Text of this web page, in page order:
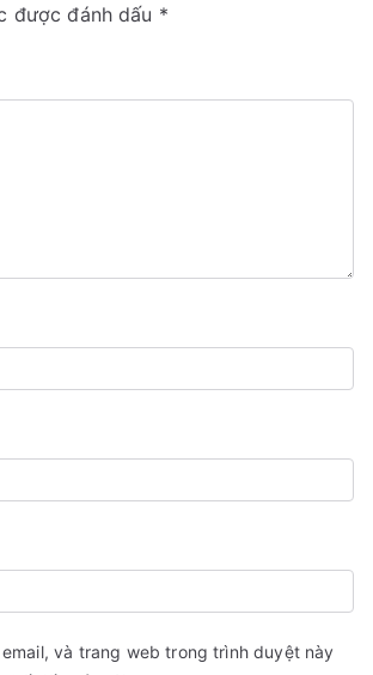
được đánh dấu *
và trang web trong trình duyệt này